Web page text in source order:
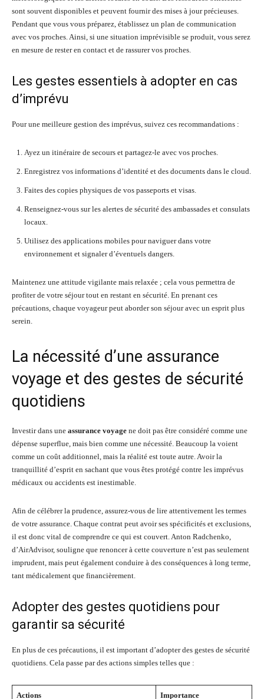
sont souvent disponibles et peuvent fournir des mises à jour précieuses.
Pendant que vous vous préparez, établissez un plan de communication
avec vos proches. Ainsi, si une situation imprévisible se produit, vous serez
en mesure de rester en contact et de rassurer vos proches.
Les gestes essentiels à adopter en cas
d’imprévu
Pour une meilleure gestion des imprévus, suivez ces recommandations :
Ayez un itinéraire de secours et partagez-le avec vos proches.
Enregistrez vos informations d’identité et des documents dans le cloud.
Faites des copies physiques de vos passeports et visas.
Renseignez-vous sur les alertes de sécurité des ambassades et consulats
locaux.
Utilisez des applications mobiles pour naviguer dans votre
environnement et signaler d’éventuels dangers.
Maintenez une attitude vigilante mais relaxée ; cela vous permettra de
profiter de votre séjour tout en restant en sécurité. En prenant ces
précautions, chaque voyageur peut aborder son séjour avec un esprit plus
serein.
La nécessité d’une assurance
voyage et des gestes de sécurité
quotidiens
Investir dans une assurance voyage ne doit pas être considéré comme une
dépense superflue, mais bien comme une nécessité. Beaucoup la voient
comme un coût additionnel, mais la réalité est toute autre. Avoir la
tranquillité d’esprit en sachant que vous êtes protégé contre les imprévus
médicaux ou accidents est inestimable.
Afin de célébrer la prudence, assurez-vous de lire attentivement les termes
de votre assurance. Chaque contrat peut avoir ses spécificités et exclusions,
il est donc vital de comprendre ce qui est couvert. Anton Radchenko,
d’AirAdvisor, souligne que renoncer à cette couverture n’est pas seulement
imprudent, mais peut également conduire à des conséquences à long terme,
tant médicalement que financièrement.
Adopter des gestes quotidiens pour
garantir sa sécurité
En plus de ces précautions, il est important d’adopter des gestes de sécurité
quotidiens. Cela passe par des actions simples telles que :
Actions Importance